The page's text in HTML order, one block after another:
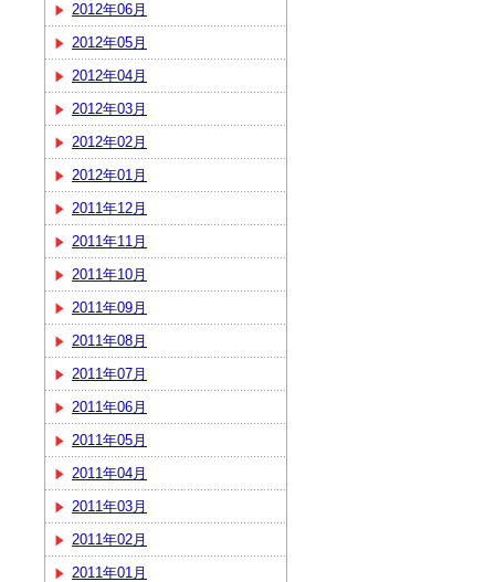
2012年06月
2012年05月
2012年04月
2012年03月
2012年02月
2012年01月
2011年12月
2011年11月
2011年10月
2011年09月
2011年08月
2011年07月
2011年06月
2011年05月
2011年04月
2011年03月
2011年02月
2011年01月